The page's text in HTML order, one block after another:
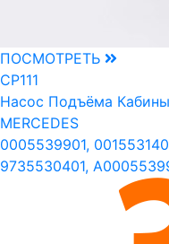
ПОСМОТРЕТЬ
CP111
Насос Подъёма Кабины
MERCEDES
0005539901,
9735530401,